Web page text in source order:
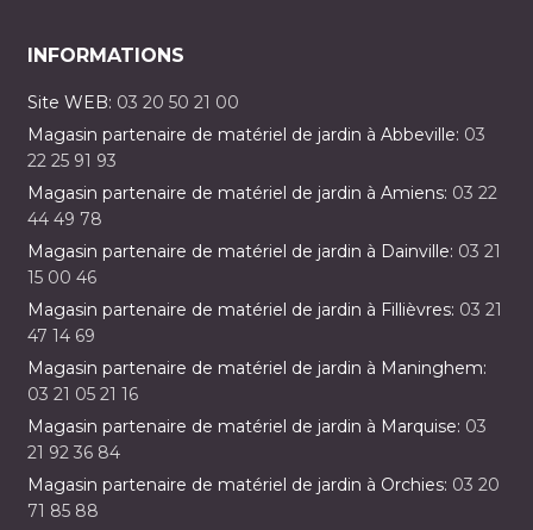
INFORMATIONS
Site WEB: 03 20 50 21 00
Magasin partenaire de matériel de jardin à Abbeville: 03
22 25 91 93
Magasin partenaire de matériel de jardin à Amiens: 03 22
44 49 78
Magasin partenaire de matériel de jardin à Dainville: 03 21
15 00 46
Magasin partenaire de matériel de jardin à Fillièvres: 03 21
47 14 69
Magasin partenaire de matériel de jardin à Maninghem:
03 21 05 21 16
Magasin partenaire de matériel de jardin à Marquise: 03
21 92 36 84
Magasin partenaire de matériel de jardin à Orchies: 03 20
71 85 88